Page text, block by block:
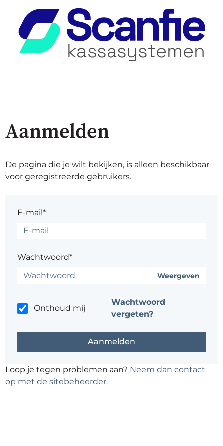
Aanmelden
De pagina die je wilt bekijken, is alleen beschikbaar
voor geregistreerde gebruikers.
E-mail*
Wachtwoord*
Weergeven
Onthoud mij
Wachtwoord
vergeten?
Loop je tegen problemen aan? Neem dan contact
op met de sitebeheerder.